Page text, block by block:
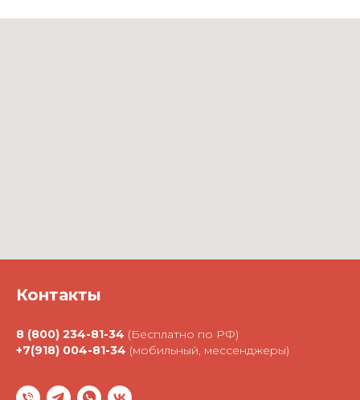
Контакты
8 (800) 234-81-34 (Бесплатно по РФ)
+7(918) 004-81-34 (мобильный, мессенджеры)